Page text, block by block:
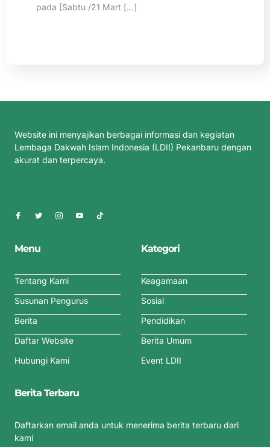
pada [Sabtu /21 Mart […]
Website ini menyajikan berbagai informasi dan kegiatan
Lembaga Dakwah Islam Indonesia (LDII) Pekanbaru dengan
akurat dan terpercaya.
Menu
Tentang Kami
Susunan Pengurus
Berita
Daftar Website
Hubungi Kami
Kategori
Keagamaan
Sosial
Pendidikan
Berita Umum
Event LDII
Berita Terbaru
Daftarkan email anda untuk menerima berita terbaru dari
kami